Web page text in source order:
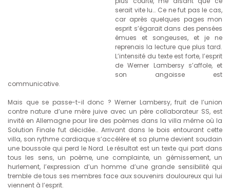
serait vite lu… Ce ne fut pas le cas,
car après quelques pages mon
esprit s’égarait dans des pensées
émues et songeuses, et je ne
reprenais la lecture que plus tard.
L’intensité du texte est forte, l’esprit
de Werner Lambersy s’affole, et
son angoisse est
communicative.
Mais que se passe-t-il donc ? Werner Lambersy, fruit de l’union
contre nature d’une mère juive avec un père collaborateur SS, est
invité en Allemagne pour lire des poèmes dans la villa même où la
Solution Finale fut décidée… Arrivant dans le bois entourant cette
villa, son rythme cardiaque s’accélère et sa plume devient soudain
une boussole qui perd le Nord. Le résultat est un texte qui part dans
tous les sens, un poème, une complainte, un gémissement, un
hurlement, l’expression d’un homme d’une grande sensibilité qui
tremble de tous ses membres face aux souvenirs douloureux qui lui
viennent à l’esprit.